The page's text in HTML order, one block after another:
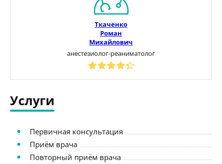
Ткаченко
Роман
Михайлович
анестезиолог-реаниматолог
Услуги
Первичная консультация
Приём врача
Повторный приём врача